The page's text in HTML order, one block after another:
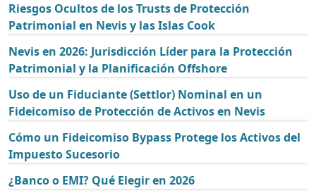
Riesgos Ocultos de los Trusts de Protección
Patrimonial en Nevis y las Islas Cook
Nevis en 2026: Jurisdicción Líder para la Protección
Patrimonial y la Planificación Offshore
Uso de un Fiduciante (Settlor) Nominal en un
Fideicomiso de Protección de Activos en Nevis
Cómo un Fideicomiso Bypass Protege los Activos del
Impuesto Sucesorio
¿Banco o EMI? Qué Elegir en 2026